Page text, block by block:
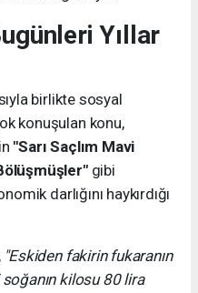
Yıllar
birlikte sosyal
konuşulan konu,
"Sarı Saçlım Mavi
gibi
darlığını haykırdığı
"Eskiden fakirin fukaranın
kilosu 80 lira